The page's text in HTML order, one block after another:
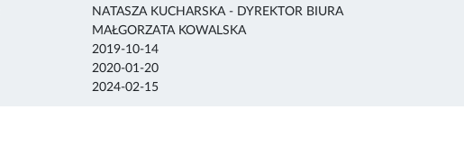
NATASZA KUCHARSKA - DYREKTOR BIURA
MAŁGORZATA KOWALSKA
2019-10-14
2020-01-20
2024-02-15